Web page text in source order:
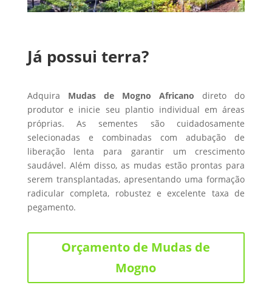
Já possui terra?
Adquira Mudas de Mogno Africano direto do
produtor e inicie seu plantio individual em áreas
próprias. As sementes são cuidadosamente
selecionadas e combinadas com adubação de
liberação lenta para garantir um crescimento
saudável. Além disso, as mudas estão prontas para
serem transplantadas, apresentando uma formação
radicular completa, robustez e excelente taxa de
pegamento.
Orçamento de Mudas de
Mogno